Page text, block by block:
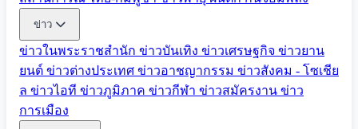
ข่าว
ข่าวในพระราชสำนัก ข่าวบันเทิง ข่าวเศรษฐกิจ ข่าวยาน
ยนต์ ข่าวต่างประเทศ ข่าวอาชญากรรม ข่าวสังคม - โซเชีย
ล ข่าวไอที ข่าวภูมิภาค ข่าวกีฬา ข่าวสมัครงาน ข่าว
การเมือง